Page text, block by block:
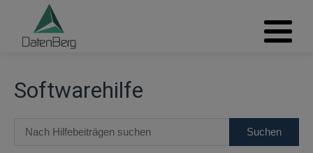
Softwarehilfe